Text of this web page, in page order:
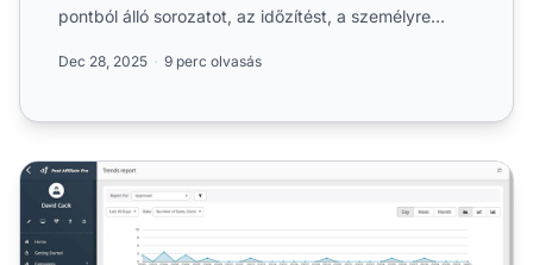
pontból álló sorozatot, az időzítést, a személyre
Dec 28, 2025 9 perc olvasás
Új értékesítések növelése vagy a meglévő ügyfelekre